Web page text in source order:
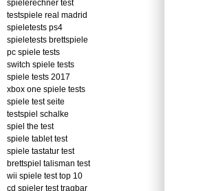
spielerechner test
testspiele real madrid
spieletests ps4
spieletests brettspiele
pc spiele tests
switch spiele tests
spiele tests 2017
xbox one spiele tests
spiele test seite
testspiel schalke
spiel the test
spiele tablet test
spiele tastatur test
brettspiel talisman test
wii spiele test top 10
cd spieler test tragbar